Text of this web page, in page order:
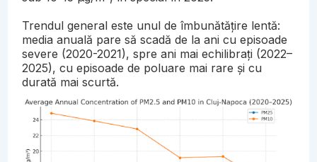
Trendul general este unul de îmbunătățire lentă:
media anuală pare să scadă de la ani cu episoade
severe (2020-2021), spre ani mai echilibrați (2022–
2025), cu episoade de poluare mai rare și cu
durată mai scurtă.